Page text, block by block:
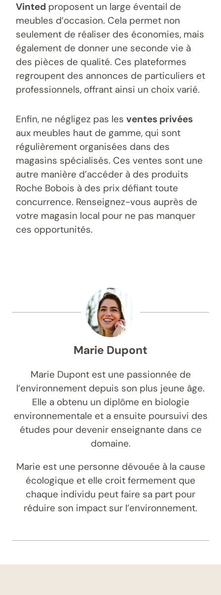
Vinted proposent un large éventail de
meubles d’occasion. Cela permet non
seulement de réaliser des économies, mais
également de donner une seconde vie à
des pièces de qualité. Ces plateformes
regroupent des annonces de particuliers et
professionnels, offrant ainsi un choix varié.
Enfin, ne négligez pas les ventes privées
aux meubles haut de gamme, qui sont
régulièrement organisées dans des
magasins spécialisés. Ces ventes sont une
autre manière d’accéder à des produits
Roche Bobois à des prix défiant toute
concurrence. Renseignez-vous auprès de
votre magasin local pour ne pas manquer
ces opportunités.
Marie Dupont
Marie Dupont est une passionnée de
l’environnement depuis son plus jeune âge.
Elle a obtenu un diplôme en biologie
environnementale et a ensuite poursuivi des
études pour devenir enseignante dans ce
domaine.
Marie est une personne dévouée à la cause
écologique et elle croit fermement que
chaque individu peut faire sa part pour
réduire son impact sur l’environnement.